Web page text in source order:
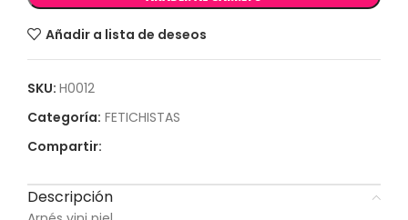
Añadir a lista de deseos
SKU: H0012
Categoría: FETICHISTAS
Compartir:
Descripción